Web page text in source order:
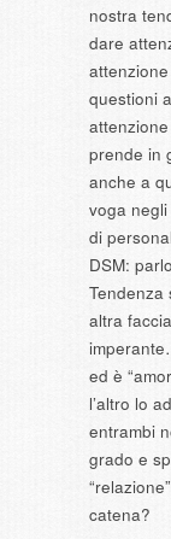
nostra
dare
questioni
prende in
anche a
voga
di
DSM:
Tendenza
altra
ed è
l’altro lo
entrambi
grado e
catena?